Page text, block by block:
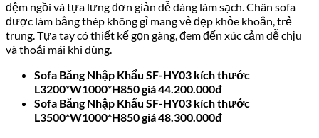
đệm ngồi và tựa lưng đơn giản dễ dàng làm sạch. Chân sofa
được làm bằng thép không gỉ mang vẻ đẹp khỏe khoắn, trẻ
trung. Tựa tay có thiết kế gọn gàng, đem đến xúc cảm dễ chịu
và thoải mái khi dùng.
Sofa Băng Nhập Khẩu SF-HY03 kích thước
L3200*W1000*H850 giá 44.200.000đ
Sofa Băng Nhập Khẩu SF-HY03 kích thước
L3500*W1000*H850 giá 48.300.000đ